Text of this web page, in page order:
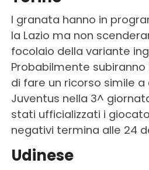
I granata hanno in
la Lazio ma non
focolaio della variante
Probabilmente
di fare un ricorso simile
Juventus nella 3^
stati ufficializzati i
negativi termina alle 24
Udinese